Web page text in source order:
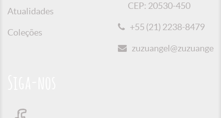
Atualidades
Coleções
CEP: 20530-450
+55 (21) 2238-8479